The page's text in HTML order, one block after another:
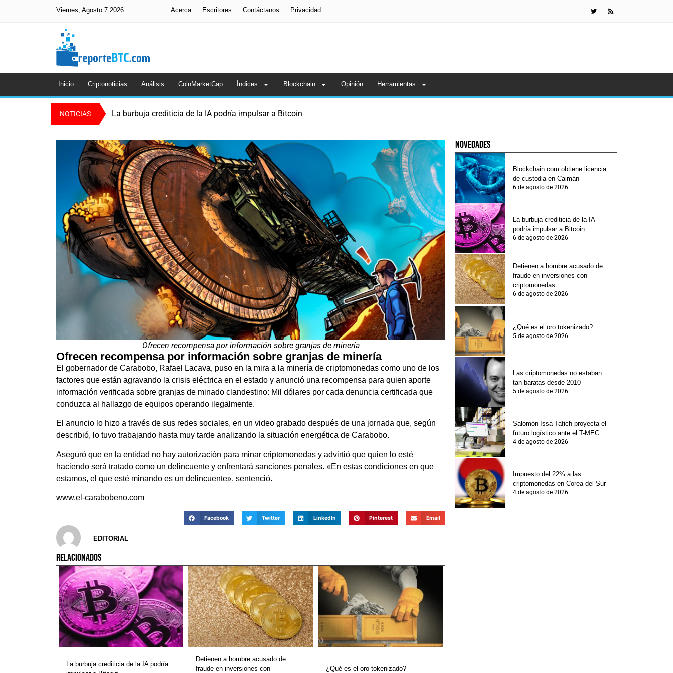
Viernes, Agosto 7 2026 Acerca Escritores Contáctanos Privacidad
Inicio Criptonoticias Análisis CoinMarketCap Índices Blockchain Opinión Herramientas
NOTICIAS La burbuja crediticia de la IA podría impulsar a Bitcoin
Ofrecen recompensa por información sobre granjas de minería
Ofrecen recompensa por información sobre granjas de minería
El gobernador de Carabobo, Rafael Lacava, puso en la mira a la minería de criptomonedas como uno de los
factores que están agravando la crisis eléctrica en el estado y anunció una recompensa para quien aporte
información verificada sobre granjas de minado clandestino: Mil dólares por cada denuncia certificada que
conduzca al hallazgo de equipos operando ilegalmente.
El anuncio lo hizo a través de sus redes sociales, en un video grabado después de una jornada que, según
describió, lo tuvo trabajando hasta muy tarde analizando la situación energética de Carabobo.
Aseguró que en la entidad no hay autorización para minar criptomonedas y advirtió que quien lo esté
haciendo será tratado como un delincuente y enfrentará sanciones penales. «En estas condiciones en que
estamos, el que esté minando es un delincuente», sentenció.
www.el-carabobeno.com
Facebook Twitter LinkedIn Pinterest Email
EDITORIAL
RELACIONADOS
La burbuja crediticia de la IA podría
Detienen a hombre acusado de
fraude en inversiones con
¿Qué es el oro tokenizado?
novedades
Blockchain.com obtiene licencia
de custodia en Caimán
6 de agosto de 2026
La burbuja crediticia de la IA
podría impulsar a Bitcoin
6 de agosto de 2026
Detienen a hombre acusado de
fraude en inversiones con
criptomonedas
6 de agosto de 2026
¿Qué es el oro tokenizado?
5 de agosto de 2026
Las criptomonedas no estaban
tan baratas desde 2010
5 de agosto de 2026
Salomón Issa Tafich proyecta el
futuro logístico ante el T-MEC
4 de agosto de 2026
Impuesto del 22% a las
criptomonedas en Corea del Sur
4 de agosto de 2026